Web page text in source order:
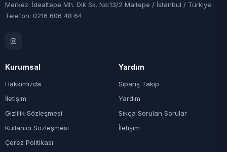
Merkez: İdealtepe Mh. Dik Sk. No:13/2 Maltepe / İstanbul / Türkiye
Telefon: 0216 606 48 64
Kurumsal
Hakkımızda
İletişim
Gizlilik Sözleşmesi
Kullanıcı Sözleşmesi
Çerez Politikası
Yardım
Sipariş Takip
Yardım
Sıkça Sorulan Sorular
İletişim